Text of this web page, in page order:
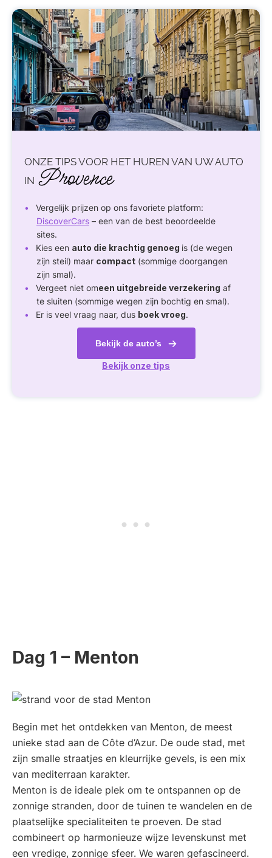
ONZE TIPS VOOR HET HUREN VAN UW AUTO
IN Provence
Vergelijk prijzen op ons favoriete platform:
DiscoverCars – een van de best beoordeelde
sites.
Kies een auto die krachtig genoeg is (de wegen
zijn steil) maar compact (sommige doorgangen
zijn smal).
Vergeet niet omeen uitgebreide verzekering af
te sluiten (sommige wegen zijn bochtig en smal).
Er is veel vraag naar, dus boek vroeg.
Bekijk de auto’s
Bekijk onze tips
Dag 1 – Menton
Begin met het ontdekken van Menton, de meest
unieke stad aan de Côte d’Azur. De oude stad, met
zijn smalle straatjes en kleurrijke gevels, is een mix
van mediterraan karakter.
Menton is de ideale plek om te ontspannen op de
zonnige stranden, door de tuinen te wandelen en de
plaatselijke specialiteiten te proeven. De stad
combineert op harmonieuze wijze levenskunst met
een vredige, zonnige sfeer. We waren gefascineerd.